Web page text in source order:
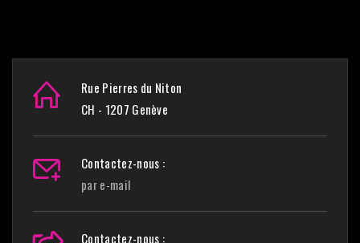
Rue Pierres du Niton
CH - 1207 Genève
Contactez-nous :
par e-mail
Contactez-nous :